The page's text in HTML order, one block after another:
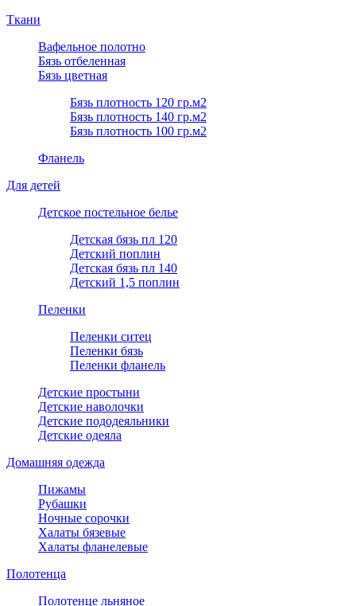
Ткани
Вафельное полотно
Бязь отбеленная
Бязь цветная
Бязь плотность 120 гр.м2
Бязь плотность 140 гр.м2
Бязь плотность 100 гр.м2
Фланель
Для детей
Детское постельное белье
Детская бязь пл 120
Детский поплин
Детская бязь пл 140
Детский 1,5 поплин
Пеленки
Пеленки ситец
Пеленки бязь
Пеленки фланель
Детские простыни
Детские наволочки
Детские пододеяльники
Детские одеяла
Домашняя одежда
Пижамы
Рубашки
Ночные сорочки
Халаты бязевые
Халаты фланелевые
Полотенца
Полотенце льняное